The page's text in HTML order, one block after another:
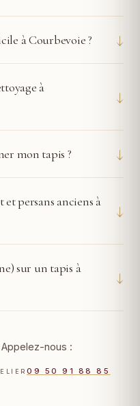
à Courbevoie ? ↓
à
↓
mon tapis ? ↓
persans anciens à
↓
sur un tapis à
↓
nous :
09 50 91 88 85